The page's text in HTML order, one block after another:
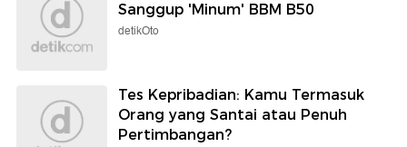
Sanggup 'Minum' BBM B50
detikOto
Tes Kepribadian: Kamu Termasuk
Orang yang Santai atau Penuh
Pertimbangan?